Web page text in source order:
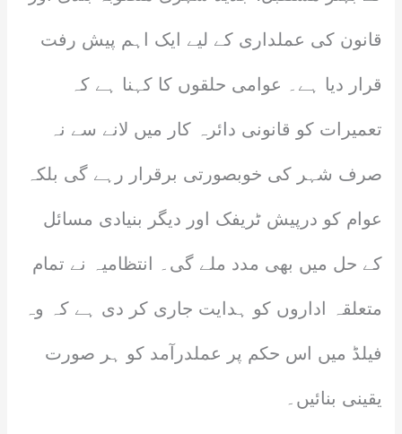
قانون کی عملداری کے لیے ایک اہم پیش رفت
قرار دیا ہے۔ عوامی حلقوں کا کہنا ہے کہ
تعمیرات کو قانونی دائرہ کار میں لانے سے نہ
صرف شہر کی خوبصورتی برقرار رہے گی بلکہ
عوام کو درپیش ٹریفک اور دیگر بنیادی مسائل
کے حل میں بھی مدد ملے گی۔ انتظامیہ نے تمام
متعلقہ اداروں کو ہدایت جاری کر دی ہے کہ وہ
فیلڈ میں اس حکم پر عملدرآمد کو ہر صورت
یقینی بنائیں۔